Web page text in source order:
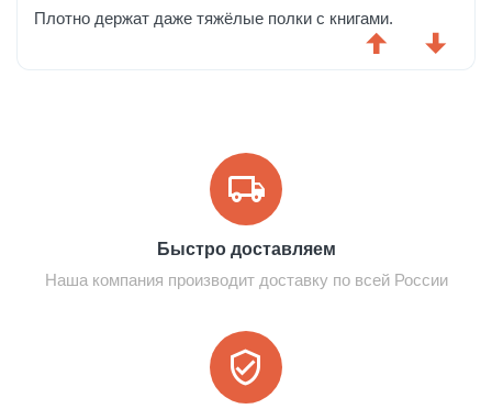
Плотно держат даже тяжёлые полки с книгами.
Быстро доставляем
Наша компания производит доставку по всей России